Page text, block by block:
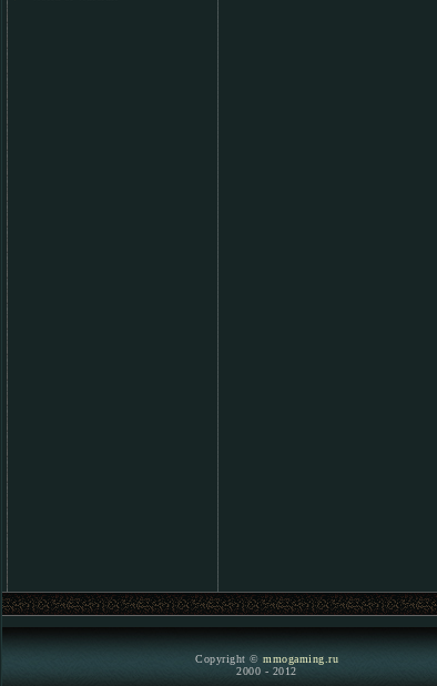
Copyright © mmogaming.ru
2000 - 2012